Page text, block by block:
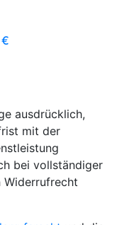
€
ausdrücklich,
mit der
bei vollständiger
Widerrufrecht